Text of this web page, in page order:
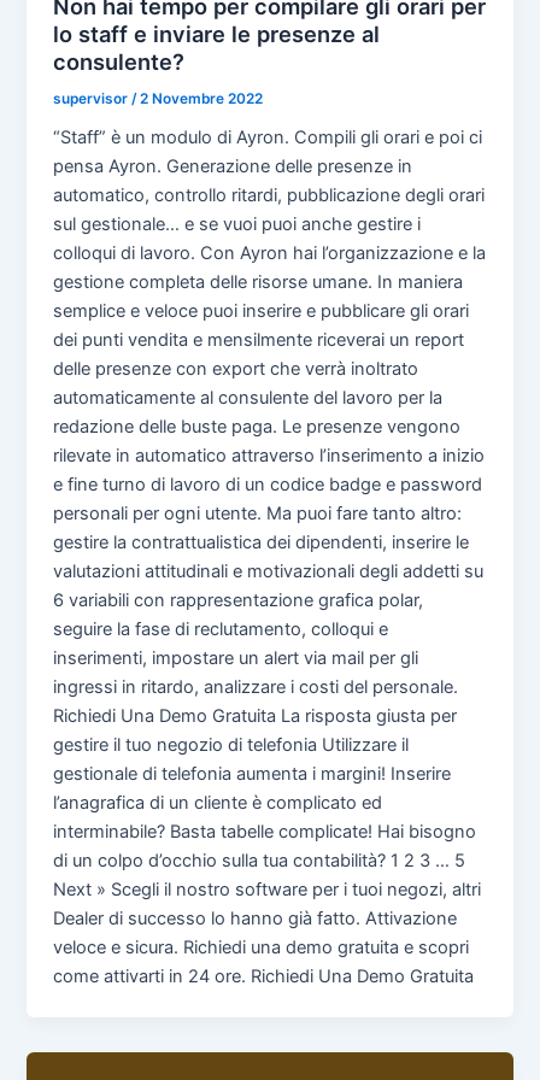
Non hai tempo per compilare gli orari per
lo staff e inviare le presenze al
consulente?
supervisor /2 Novembre 2022
“Staff” è un modulo di Ayron. Compili gli orari e poi ci
pensa Ayron. Generazione delle presenze in
automatico, controllo ritardi, pubblicazione degli orari
sul gestionale… e se vuoi puoi anche gestire i
colloqui di lavoro. Con Ayron hai l’organizzazione e la
gestione completa delle risorse umane. In maniera
semplice e veloce puoi inserire e pubblicare gli orari
dei punti vendita e mensilmente riceverai un report
delle presenze con export che verrà inoltrato
automaticamente al consulente del lavoro per la
redazione delle buste paga. Le presenze vengono
rilevate in automatico attraverso l’inserimento a inizio
e fine turno di lavoro di un codice badge e password
personali per ogni utente. Ma puoi fare tanto altro:
gestire la contrattualistica dei dipendenti, inserire le
valutazioni attitudinali e motivazionali degli addetti su
6 variabili con rappresentazione grafica polar,
seguire la fase di reclutamento, colloqui e
inserimenti, impostare un alert via mail per gli
ingressi in ritardo, analizzare i costi del personale.
Richiedi Una Demo Gratuita La risposta giusta per
gestire il tuo negozio di telefonia Utilizzare il
gestionale di telefonia aumenta i margini! Inserire
l’anagrafica di un cliente è complicato ed
interminabile? Basta tabelle complicate! Hai bisogno
di un colpo d’occhio sulla tua contabilità? 1 2 3 … 5
Next » Scegli il nostro software per i tuoi negozi, altri
Dealer di successo lo hanno già fatto. Attivazione
veloce e sicura. Richiedi una demo gratuita e scopri
come attivarti in 24 ore. Richiedi Una Demo Gratuita